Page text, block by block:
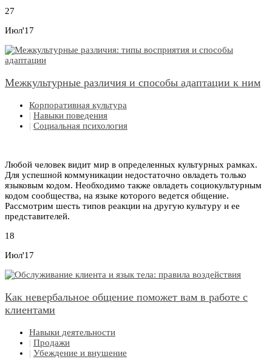
27
Июл'17
Межкультурные различия и способы адаптации к ним
Корпоративная культура
| Навыки поведения
| Социальная психология
Любой человек видит мир в определенных культурных рамках.
Для успешной коммуникации недостаточно овладеть только
языковым кодом. Необходимо также овладеть социокультурным
кодом сообщества, на языке которого ведется общение.
Рассмотрим шесть типов реакции на другую культуру и ее
представителей.
18
Июл'17
Как невербальное общение поможет вам в работе с
клиентами
Навыки деятельности
| Продажи
| Убеждение и внушение